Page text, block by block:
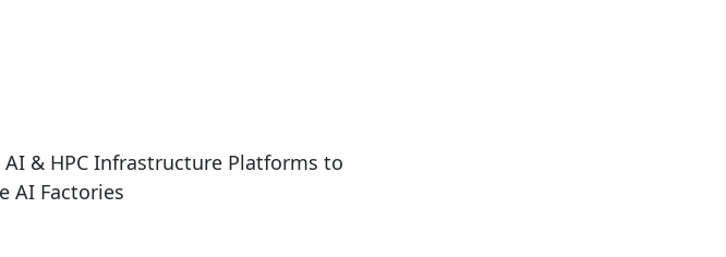
& HPC Infrastructure Platforms to
AI Factories